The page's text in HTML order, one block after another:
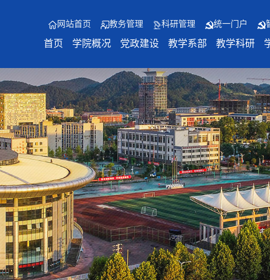
网站首页 教务管理 科研管理 统一门户
首页 学院概况 党政建设 教学系部 教学科研